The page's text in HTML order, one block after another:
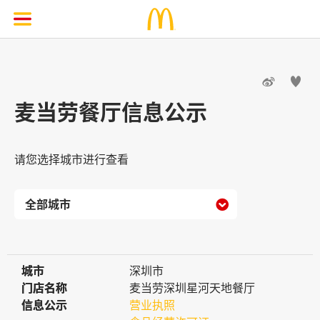
 
麦当劳餐厅信息公示
请您选择城市进行查看

城市
城市
深圳市
门店名称
门店名称
麦当劳深圳星河天地餐厅
信息公示
信息公示
营业执照